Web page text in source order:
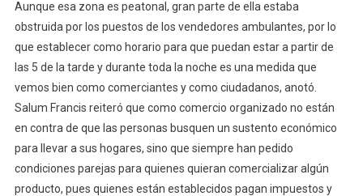
Aunque esa zona es peatonal, gran parte de ella estaba
obstruida por los puestos de los vendedores ambulantes, por lo
que establecer como horario para que puedan estar a partir de
las 5 de la tarde y durante toda la noche es una medida que
vemos bien como comerciantes y como ciudadanos, anotó.
Salum Francis reiteró que como comercio organizado no están
en contra de que las personas busquen un sustento económico
para llevar a sus hogares, sino que siempre han pedido
condiciones parejas para quienes quieran comercializar algún
producto, pues quienes están establecidos pagan impuestos y